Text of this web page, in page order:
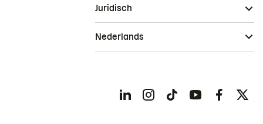
Juridisch
Nederlands